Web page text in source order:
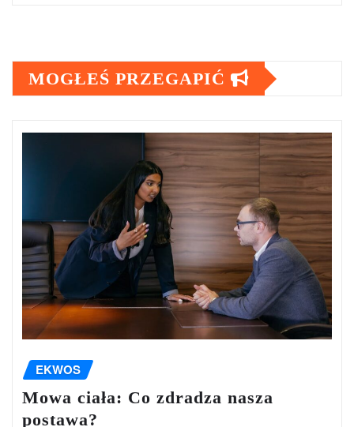
MOGŁEŚ PRZEGAPIĆ
EKWOS
Mowa ciała: Co zdradza nasza
postawa?